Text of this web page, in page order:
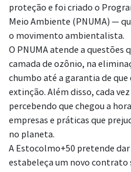
proteção e foi criado o
Meio Ambiente (PNUMA) —
o movimento ambientalista.
O PNUMA atende a questões
camada de ozônio, na
chumbo até a garantia de
extinção. Além disso, cada
percebendo que chegou a
empresas e práticas que
no planeta.
A Estocolmo+50 pretende
estabeleça um novo contrato